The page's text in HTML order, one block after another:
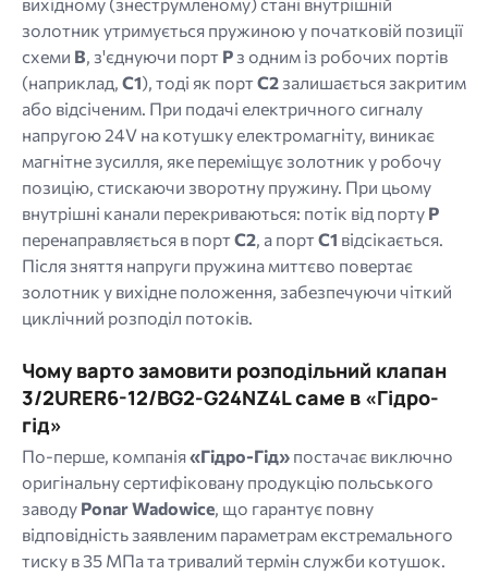
вихідному (знеструмленому) стані внутрішній
золотник утримується пружиною у початковій позиції
схеми B, з'єднуючи порт P з одним із робочих портів
(наприклад, C1), тоді як портC2 залишається закритим
або відсіченим. При подачі електричного сигналу
напругою 24V на котушку електромагніту, виникає
магнітне зусилля, яке переміщує золотник у робочу
позицію, стискаючи зворотну пружину. При цьому
внутрішні канали перекриваються: потік від порту P
перенаправляється в портC2, а портC1 відсікається.
Після зняття напруги пружина миттєво повертає
золотник у вихідне положення, забезпечуючи чіткий
циклічний розподіл потоків.
Чому варто замовити розподільний клапан
3/2URER6-12/BG2-G24NZ4L саме в «Гідро-
гід»
По-перше, компанія«Гідро-Гід» постачає виключно
оригінальну сертифіковану продукцію польського
заводу Ponar Wadowice, що гарантує повну
відповідність заявленим параметрам екстремального
тиску в 35 МПа та тривалий термін служби котушок.